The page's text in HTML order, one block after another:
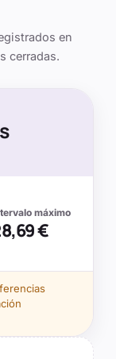
en
cerradas.
máximo
€